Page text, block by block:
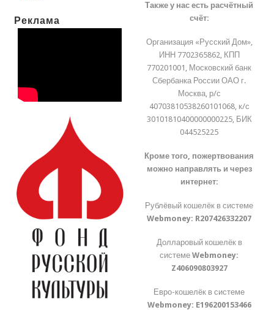
Реклама
Также у нас есть расчётный
счёт:
Организация «Русский Дом»,
ИНН 7702365862, КПП
770201001, Московский банк
Сбербанка России ОАО г.
Москва, р/с
40703810538260101068, к/с
30101810400000000225, БИК
044525225
Кроме того, пожертвования
можно направлять и через
интернет:
Рублёвый кошелёк в системе
Webmoney: R207426332207
Долларовый кошелёк в
системеWebmoney:
Z406090803927
Евро-кошелёк в системе
Webmoney: E196200153466